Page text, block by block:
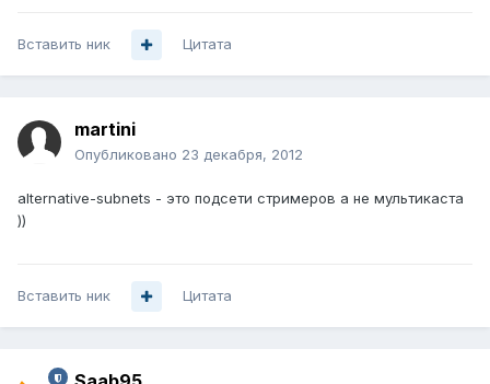
Вставить ник Цитата
martini
Опубликовано 23 декабря, 2012
alternative-subnets - это подсети стримеров а не мультикаста
))
Вставить ник Цитата